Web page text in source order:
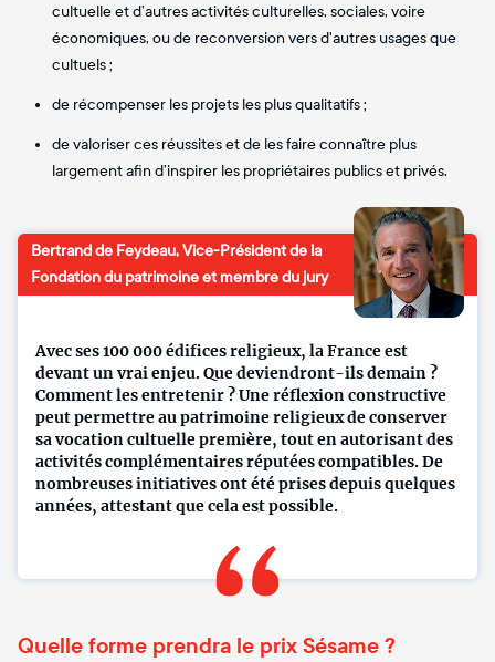
cultuelle et d’autres activités culturelles, sociales, voire
économiques, ou de reconversion vers d'autres usages que
cultuels ;
de récompenser les projets les plus qualitatifs ;
de valoriser ces réussites et de les faire connaître plus
largement afin d’inspirer les propriétaires publics et privés.
Avec ses 100 000 édifices religieux, la France est
devant un vrai enjeu. Que deviendront-ils demain ?
Comment les entretenir ? Une réflexion constructive
peut permettre au patrimoine religieux de conserver
sa vocation cultuelle première, tout en autorisant des
activités complémentaires réputées compatibles. De
nombreuses initiatives ont été prises depuis quelques
années, attestant que cela est possible.
Bertrand de Feydeau, Vice-Président de la
Fondation du patrimoine et membre du jury
Quelle forme prendra le prix Sésame ?